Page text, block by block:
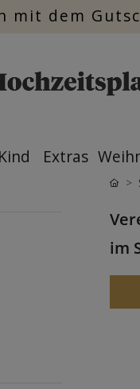
mit dem
Extras
im